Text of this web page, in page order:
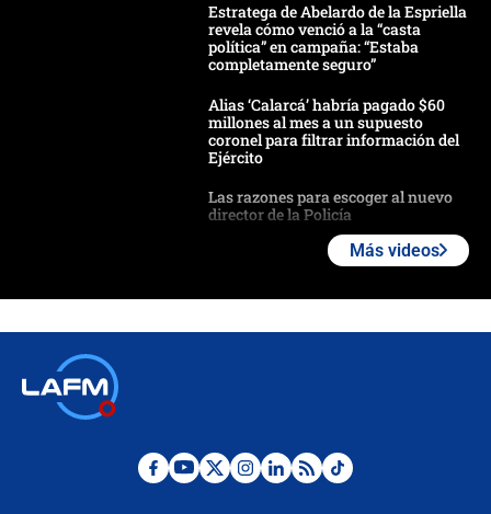
Estratega de Abelardo de la Espriella
revela cómo venció a la “casta
política” en campaña: “Estaba
completamente seguro”
Alias ‘Calarcá’ habría pagado $60
millones al mes a un supuesto
coronel para filtrar información del
Ejército
Las razones para escoger al nuevo
director de la Policía
"No hubo fraude ni posibilidad de
Más videos